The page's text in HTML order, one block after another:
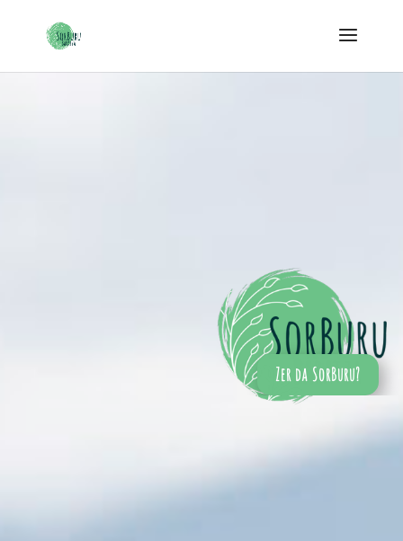
Zer da SorBuru?